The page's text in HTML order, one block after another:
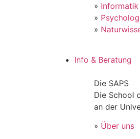
»
»
»
Info & Beratung
Die SAPS
Die School
an der
» Über uns